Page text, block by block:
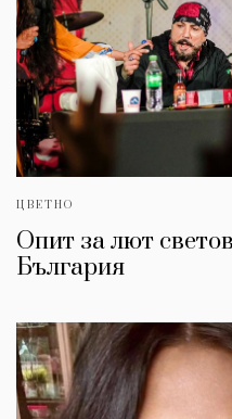
ЦВЕТНО
Опит за лют
България